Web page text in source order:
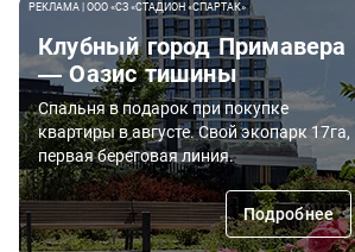
РЕКЛАМА | ООО «СЗ «СТАДИОН «СПАРТАК»
Клубный город Примавера
— Оазис тишины
Спальня в подарок при покупке
квартиры в августе. Свой экопарк 17га,
первая береговая линия.
Подробнее